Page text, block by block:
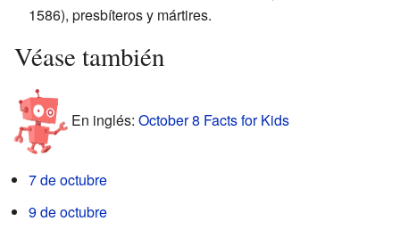
1586), presbíteros y mártires.
Véase también
En inglés: October 8 Facts for Kids
7 de octubre
9 de octubre